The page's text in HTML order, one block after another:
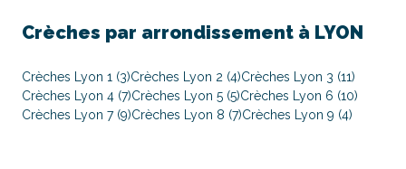
Crèches par arrondissement à LYON
Crèches Lyon 1 (3)Crèches Lyon 2 (4)Crèches Lyon 3 (11)
Crèches Lyon 4 (7)Crèches Lyon 5 (5)Crèches Lyon 6 (10)
Crèches Lyon 7 (9)Crèches Lyon 8 (7)Crèches Lyon 9 (4)